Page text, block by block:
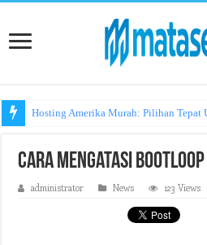
Hosting Amerika Murah: Pilihan
Cara Mengatasi Bootloop
administrator News 123 Views